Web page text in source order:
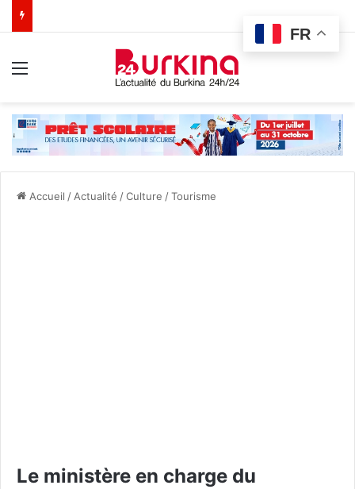
Accueil / Actualité /Culture /Tourisme
Le ministère en charge du
FR